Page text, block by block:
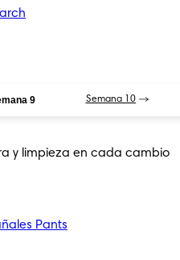
y limpieza en cada cambio
Pants
9 Semana 10